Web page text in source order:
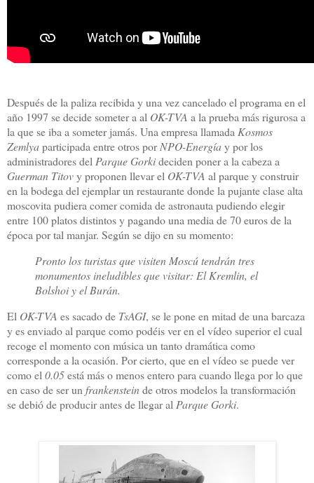
Después de la paliza recibida y una vez cancelado el programa en el
año 1997 se decide someter a al OK-TVA a la prueba más rigurosa a
la que se iba a someter jamás. Una empresa llamadaKosmos
Zemlyaparticipada entre otros porNPO-Energíay por los
administradores delParque Gorkideciden poner a la cabeza a
Guerman Titovy proponen llevar el OK-TVA al parque y construir
en la bodega del ejemplar un restaurante donde la pujante clase alta
moscovita pudiera comer comida de astronauta pudiendo elegir
entre 100 platos distintos y pagando una media de 70 euros de la
época por tal manjar. Según se dijo en su momento:
Pronto los turistas que visiten Moscú tendrán tres
monumentos ineludibles que visitar: El Kremlin, el
Bolshoi y el Burán.
El OK-TVA es sacado de TsAGI, se le pone en mitad de una barcaza
y es enviado al parque como podéis ver en el vídeo superior el cual
recoge el momento con música un tanto dramática como
corresponde a la ocasión. Por cierto, que en el vídeo se puede ver
como el 0.05está más o menos entero para cuando llega por lo que
en caso de ser un frankensteinde otros modelos la transformación
se debió de producir antes de llegar al Parque Gorki.